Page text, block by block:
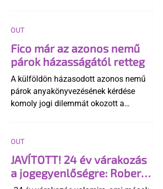
Fico már az azonos nemű
párok házasságától retteg
A külföldön házasodott azonos nemű
párok anyakönyvezésének kérdése
komoly jogi dilemmát okozott a
egyértelműen tiltja a házasságuk
elismerését. Közben az ellenzéken belül
is vita robbant ki arról, hogy vissza
kellene-e vonni a kormány konzervatív
OUT
JAVÍTOTT! 24 év várakozás
a jogegyenlőségre: Robert
Biedroń megindító üzenete
OUT